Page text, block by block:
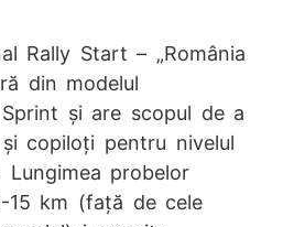
Rally Start – „România
din modelul
și are scopul de a
copiloți pentru nivelul
Lungimea probelor
15 km (față de cele